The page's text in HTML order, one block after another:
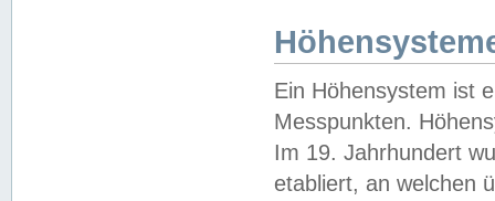
Ein Höhensystem ist
Messpunkten.
Im 19. Jahrhundert
etabliert, an welchen